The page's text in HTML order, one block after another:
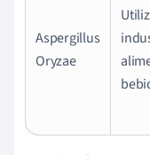
Aspergillus
Oryzae